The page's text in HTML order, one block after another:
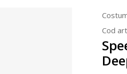
Cod